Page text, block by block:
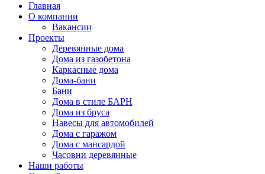
Главная
О компании
Вакансии
Проекты
Деревянные дома
Дома из газобетона
Каркасные дома
Дома-бани
Бани
Дома в стиле БАРН
Дома из бруса
Навесы для автомобилей
Дома с гаражом
Дома с мансардой
Часовни деревянные
Наши работы